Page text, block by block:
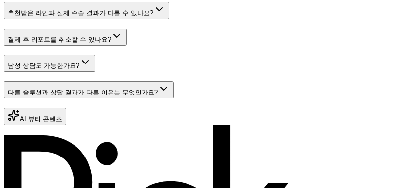
추천받은 라인과 실제 수술 결과가 다를 수 있나요?
결제 후 리포트를 취소할 수 있나요?
남성 상담도 가능한가요?
다른 솔루션과 상담 결과가 다른 이유는 무엇인가요?
AI 뷰티 콘텐츠